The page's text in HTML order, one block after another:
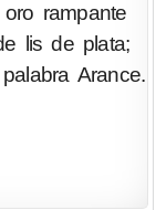
rampante
lis de plata;
Arance.